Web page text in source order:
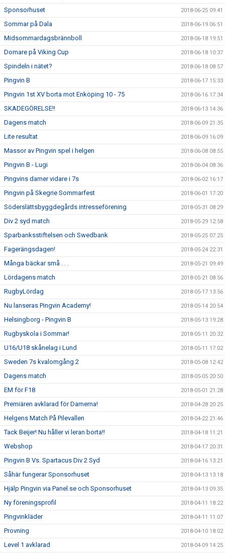
Sponsorhuset 2018-06-25 09:41
Sommar på Dala 2018-06-19 06:51
Midsommardagsbrännboll 2018-06-18 19:51
Domare på Viking Cup 2018-06-18 10:37
Spindeln i nätet? 2018-06-18 08:57
Pingvin B 2018-06-17 15:33
Pingvin 1st XV borta mot Enköping 10 - 75 2018-06-16 17:34
SKADEGÖRELSE!! 2018-06-13 14:36
Dagens match 2018-06-09 21:35
Lite resultat 2018-06-09 16:09
Massor av Pingvin spel i helgen 2018-06-08 08:55
Pingvin B - Lugi 2018-06-04 08:36
Pingvins damer vidare i 7s 2018-06-02 16:17
Pingvin på Skegrie Sommarfest 2018-06-01 17:20
Söderslättsbyggdegårds intresseförening 2018-05-31 08:29
Div 2 syd match 2018-05-29 12:58
Sparbanksstiftelsen och Swedbank 2018-05-25 07:25
Fagerängsdagen! 2018-05-24 22:31
Många bäckar små . . . 2018-05-21 09:49
Lördagens match 2018-05-21 08:56
RugbyLördag 2018-05-17 13:56
Nu lanseras Pingvin Academy! 2018-05-14 20:54
Helsingborg - Pingvin B 2018-05-13 19:28
Rugbyskola i Sommar! 2018-05-11 20:32
U16/U18 skånelag i Lund 2018-05-11 17:02
Sweden 7s kvalomgång 2 2018-05-08 12:42
Dagens match 2018-05-05 20:50
EM för F18 2018-05-01 21:28
Premiären avklarad för Damerna! 2018-04-28 20:25
Helgens Match På Pilevallen 2018-04-22 21:46
Tack Beijer! Nu håller vi leran borta!! 2018-04-18 11:21
Webshop 2018-04-17 20:31
Pingvin B Vs. Spartacus Div 2 Syd 2018-04-16 13:21
Såhär fungerar Sponsorhuset 2018-04-13 13:18
Hjälp Pingvin via Panel.se och Sponsorhuset 2018-04-13 09:35
Ny föreningsprofil 2018-04-11 18:22
Pingvinkläder 2018-04-11 11:07
Provning 2018-04-10 18:02
Level 1 avklarad 2018-04-09 14:25